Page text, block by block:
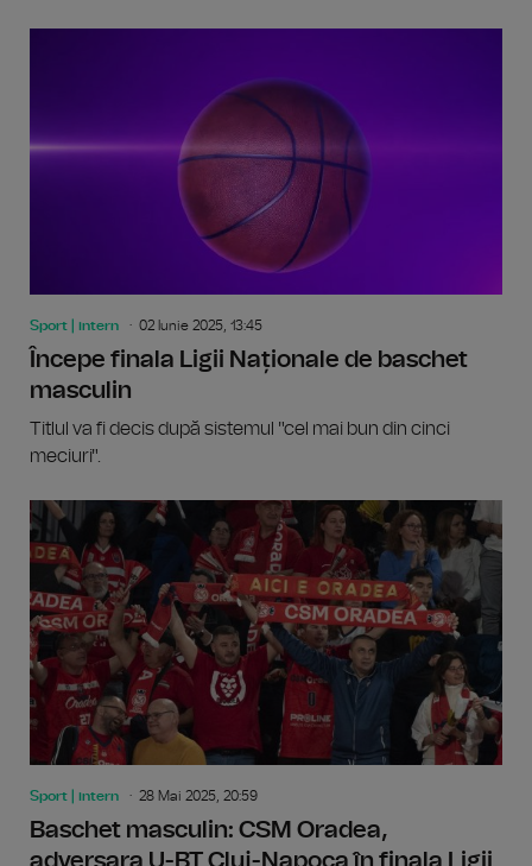
Sport | intern 02 Iunie 2025, 13:45
Începe finala Ligii Naționale de baschet
masculin
Titlul va fi decis după sistemul "cel mai bun din cinci
meciuri".
Sport | intern 28 Mai 2025, 20:59
Baschet masculin: CSM Oradea,